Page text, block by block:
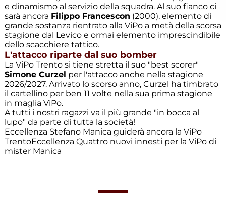
e dinamismo al servizio della squadra. Al suo fianco ci
sarà ancora Filippo Francescon (2000), elemento di
grande sostanza rientrato alla ViPo a metà della scorsa
stagione dal Levico e ormai elemento imprescindibile
dello scacchiere tattico.
L'attacco riparte dal suo bomber
La ViPo Trento si tiene stretta il suo "best scorer"
Simone Curzel per l'attacco anche nella stagione
2026/2027. Arrivato lo scorso anno, Curzel ha timbrato
il cartellino per ben 11 volte nella sua prima stagione
in maglia ViPo.
A tutti i nostri ragazzi va il più grande "in bocca al
lupo" da parte di tutta la società!
Eccellenza Stefano Manica guiderà ancora la ViPo
TrentoEccellenza Quattro nuovi innesti per la ViPo di
mister Manica
Giovanissimi
P. Villazzano
Giovanissimi
R. Villazzano
Juniores
Juniores E.
Villazzano